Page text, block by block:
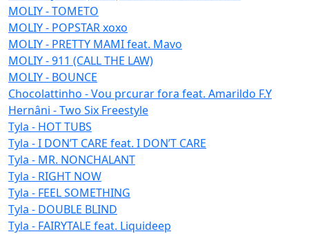
MOLIY - TOMETO
MOLIY - POPSTAR xoxo
MOLIY - PRETTY MAMI feat. Mavo
MOLIY - 911 (CALL THE LAW)
MOLIY - BOUNCE
Chocolattinho - Vou prcurar fora feat. Amarildo F.Y
Hernâni - Two Six Freestyle
Tyla - HOT TUBS
Tyla - I DON’T CARE feat. I DON’T CARE
Tyla - MR. NONCHALANT
Tyla - RIGHT NOW
Tyla - FEEL SOMETHING
Tyla - DOUBLE BLIND
Tyla - FAIRYTALE feat. Liquideep